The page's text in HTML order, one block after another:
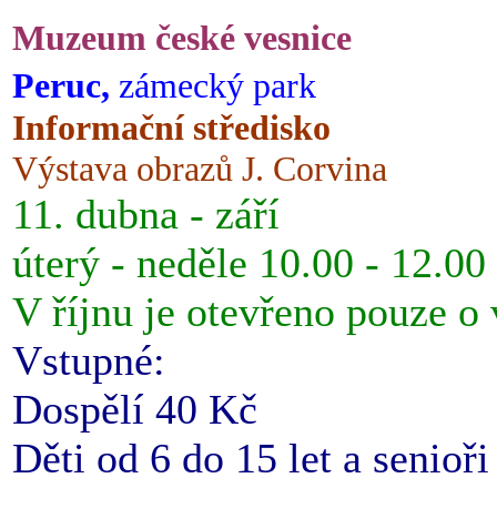
Muzeum české vesnice
Peruc, zámecký park
Informační středisko
Výstava obrazů J. Corvina
11. dubna - září
úterý - neděle 10.00 -
V říjnu je otevřeno pouze o
Vstupné:
Dospělí 40 Kč
Děti od 6 do 15 let a